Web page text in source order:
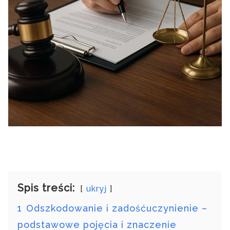
Spis treści: ukryj
1 Odszkodowanie i zadośćuczynienie –
podstawowe pojęcia i znaczenie